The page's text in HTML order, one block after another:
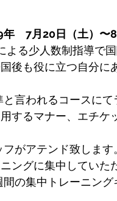
　7月20日（土）〜8
よる少人数制指導で
後も役に立つ自分に
言われるコースにて
するマナー、エチケ
がアテンド致します
ングに集中していた
の集中トレーニン